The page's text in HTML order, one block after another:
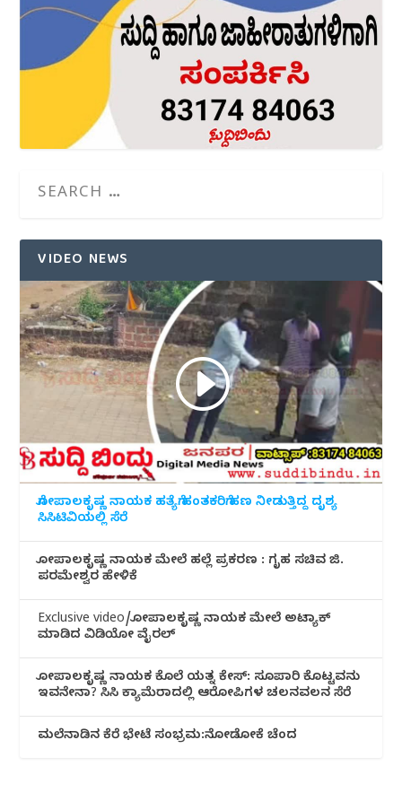
VIDEO NEWS
ಗೋಪಾಲಕೃಷ್ಣ ನಾಯಕ ಹತ್ಯೆಗೆ ಹಂತಕರಿಗೆ ಹಣ ನೀಡುತ್ತಿದ್ದ ದೃಶ್ಯ
ಸಿಸಿಟಿವಿಯಲ್ಲಿ ಸೆರೆ
ಗೋಪಾಲಕೃಷ್ಣ ನಾಯಕ ಮೇಲೆ ಹಲ್ಲೆ ಪ್ರಕರಣ : ಗೃಹ ಸಚಿವ ಜಿ.
ಪರಮೇಶ್ವರ ಹೇಳಿಕೆ
Exclusive video/ಗೋಪಾಲಕೃಷ್ಣ ನಾಯಕ ಮೇಲೆ ಅಟ್ಯಾಕ್
ಮಾಡಿದ ವಿಡಿಯೋ ವೈರಲ್
ಗೋಪಾಲಕೃಷ್ಣ ನಾಯಕ ಕೊಲೆ ಯತ್ನ ಕೇಸ್: ಸೂಪಾರಿ ಕೊಟ್ಟವನು
ಇವನೇನಾ? ಸಿಸಿ ಕ್ಯಾಮೆರಾದಲ್ಲಿ ಆರೋಪಿಗಳ ಚಲನವಲನ ಸೆರೆ
ಮಲೆನಾಡಿ‌ನ ಕೆರೆ ಭೇಟೆ ಸಂಭ್ರಮ:ನೋಡೋಕೆ ಚೆಂದ